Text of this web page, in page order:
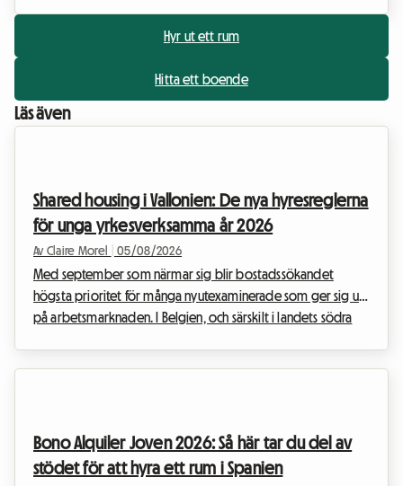
Hyr ut ett rum
Hitta ett boende
Läs även
Shared housing i Vallonien: De nya hyresreglerna
för unga yrkesverksamma år 2026
Av Claire Morel 05/08/2026
Med september som närmar sig blir bostadssökandet
högsta prioritet för många nyutexaminerade som ger sig ut
på arbetsmarknaden. I Belgien, och särskilt i landets södra
andra ibland kan väcka frågor eller till och ...
Bono Alquiler Joven 2026: Så här tar du del av
stödet för att hyra ett rum i Spanien